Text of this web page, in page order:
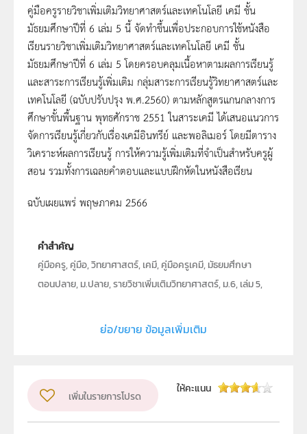
คู่มือครูรายวิชาเพิ่มเติมวิทยาศาสตร์และเทคโนโลยี เคมี ชั้น
มัธยมศึกษาปีที่ 6 เล่ม 5 นี้ จัดทำขึ้นเพื่อประกอบการใช้หนังสือ
เรียนรายวิชาเพิ่มเติมวิทยาศาสตร์และเทคโนโลยี เคมี ชั้น
มัธยมศึกษาปีที่ 6 เล่ม 5 โดยครอบคลุมเนื้อหาตามผลการเรียนรู้
และสาระการเรียนรู้เพิ่มเติม กลุ่มสาระการเรียนรู้วิทยาศาสตร์และ
เทคโนโลยี (ฉบับปรับปรุง พ.ศ.2560) ตามหลักสูตรแกนกลางการ
ศึกษาขั้นพื้นฐาน พุทธศักราช 2551 ในสาระเคมี ได้เสนอแนวการ
จัดการเรียนรู้เกี่ยวกับเรื่องเคมีอินทรีย์ และพอลิเมอร์ โดยมีตาราง
วิเคราะห์ผลการเรียนรู้ การให้ความรู้เพิ่มเติมที่จำเป็นสำหรับครูผู้
สอน รวมทั้งการเฉลยคำตอบและแบบฝึกหัดในหนังสือเรียน
ฉบับเผยแพร่ พฤษภาคม 2566
คำสำคัญ
คู่มือครู, คู่มือ, วิทยาศาสตร์, เคมี, คู่มือครูเคมี, มัธยมศึกษา
ตอนปลาย, ม.ปลาย, รายวิชาเพิ่มเติมวิทยาศาสตร์, ม.6, เล่ม 5,
Text
ผู้แต่ง หรือ เจ้าของผลงาน
วิชา
เคมี
ย่อ/ขยาย ข้อมูลเพิ่มเติม
เพิ่มในรายการโปรด
ให้คะแนน